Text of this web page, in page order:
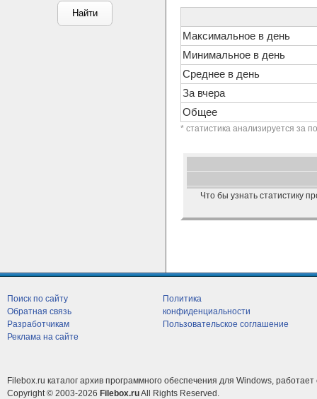
Максимальное в день
Минимальное в день
Среднее в день
За вчера
Общее
* статистика анализируется за
Что бы узнать статистику
Поиск по сайту
Обратная связь
Разработчикам
Реклама на сайте
Политика
конфиденциальности
Пользовательское соглашение
Filebox.ru каталог архив программного обеспечения для Windows, работает
Copyright © 2003-2026 Filebox.ruAll Rights Reserved.